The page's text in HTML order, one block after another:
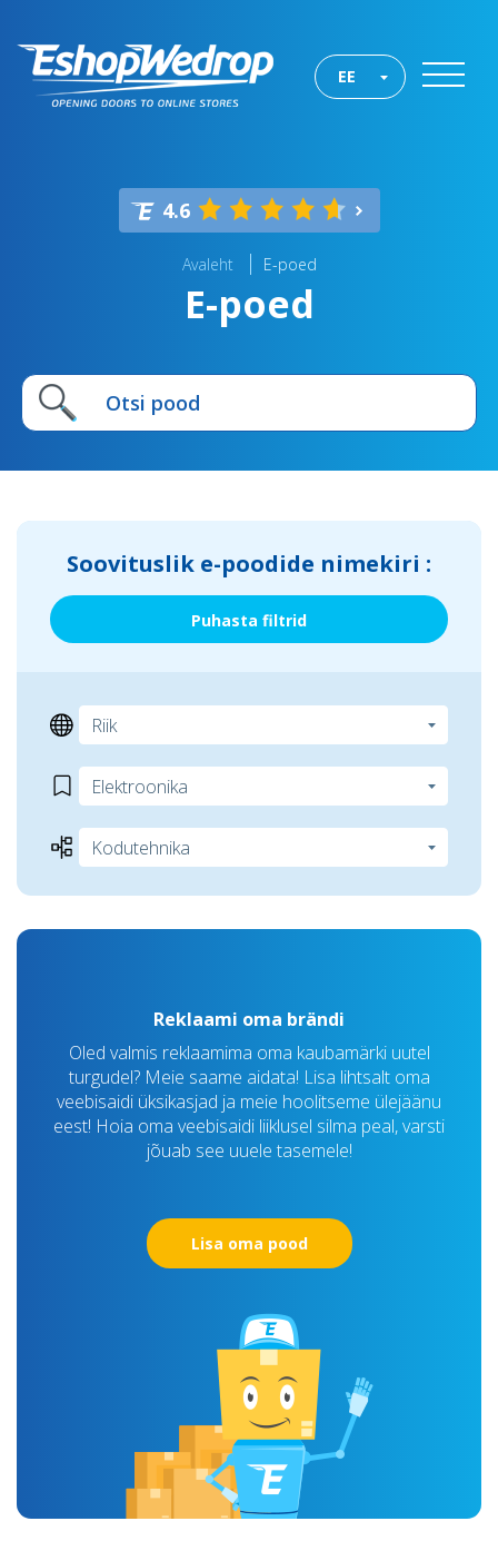
EE
4.6
Avaleht E-poed
E-poed
Soovituslik e-poodide nimekiri :
Puhasta filtrid
Reklaami oma brändi
Oled valmis reklaamima oma kaubamärki uutel
turgudel? Meie saame aidata! Lisa lihtsalt oma
veebisaidi üksikasjad ja meie hoolitseme ülejäänu
eest! Hoia oma veebisaidi liiklusel silma peal, varsti
jõuab see uuele tasemele!
Lisa oma pood